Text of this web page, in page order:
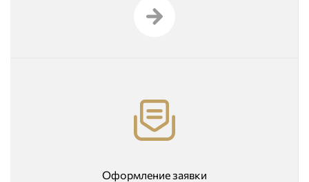
Оформление заявки